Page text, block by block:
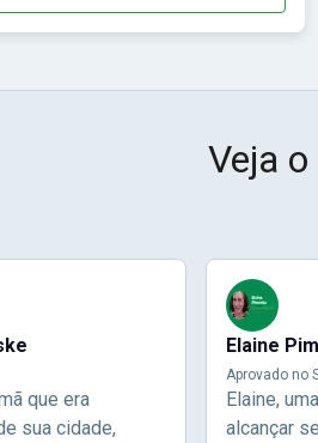
Veja
que era
sua cidade,
Elaine
Aprovado no
Elaine,
alcançar